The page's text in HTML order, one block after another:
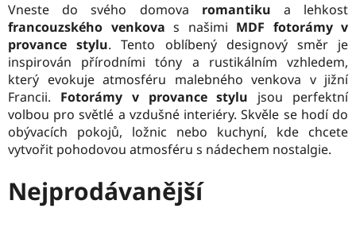
Vneste do svého domova romantiku a lehkost
francouzského venkova s našimi MDF fotorámy v
provance stylu. Tento oblíbený designový směr je
inspirován přírodními tóny a rustikálním vzhledem,
který evokuje atmosféru malebného venkova v jižní
Francii. Fotorámy v provance stylu jsou perfektní
volbou pro světlé a vzdušné interiéry. Skvěle se hodí do
obývacích pokojů, ložnic nebo kuchyní, kde chcete
vytvořit pohodovou atmosféru s nádechem nostalgie.
Nejprodávanější